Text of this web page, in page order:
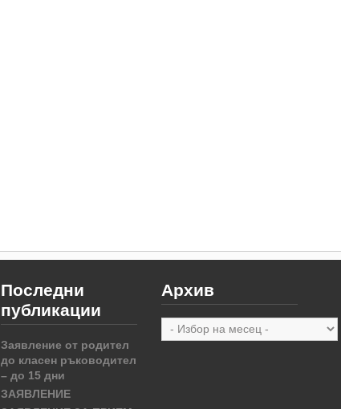
Последни
публикации
Заявление от родител
до класен ръководител
– до 15 дни
ЗАЯВЛЕНИЕ
Архив
Архив